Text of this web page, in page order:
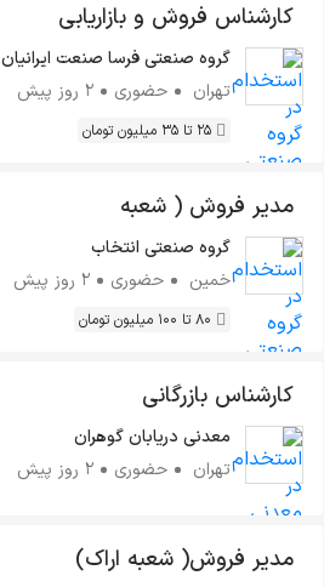
کارشناس فروش و بازاریابی
گروه صنعتی فرسا صنعت ایرانیان
تهران
حضوری 2 روز پیش
25 تا 35 میلیون تومان
مدیر فروش ( شعبه
خمین) گروه صنعتی انتخاب
خمین
حضوری 2 روز پیش
80 تا 100 میلیون تومان
کارشناس بازرگانی
معدنی دریابان گوهران
تهران
حضوری 2 روز پیش
مدیر فروش( شعبه اراک)